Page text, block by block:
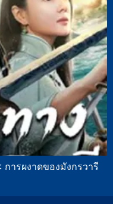
ารผงาดของมังกรวารี